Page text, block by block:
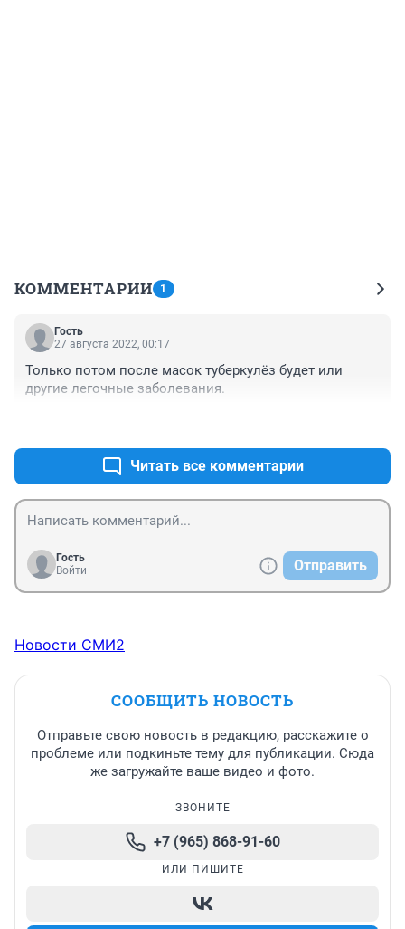
КОММЕНТАРИИ 1
Гость
27 августа 2022, 00:17
Только потом после масок туберкулёз будет или
другие легочные заболевания.
Читать все комментарии
Гость
Войти
Отправить
Новости СМИ2
СООБЩИТЬ НОВОСТЬ
Отправьте свою новость в редакцию, расскажите о
проблеме или подкиньте тему для публикации. Сюда
же загружайте ваше видео и фото.
ЗВОНИТЕ
+7 (965) 868-91-60
ИЛИ ПИШИТЕ